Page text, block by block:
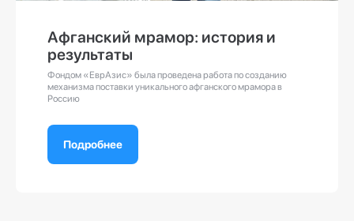
Афганский мрамор: история и
результаты
Фондом «ЕврАзис» была проведена работа по созданию
механизма поставки уникального афганского мрамора в
Россию
Подробнее